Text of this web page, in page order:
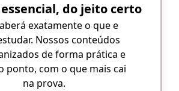
do jeito certo
exatamente o que e
Nossos conteúdos
de forma prática e
ponto, com o que mais cai
na prova.